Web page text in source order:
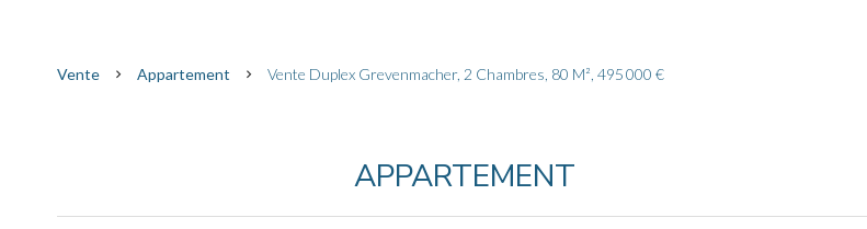
Vente Appartement Vente Duplex Grevenmacher, 2 Chambres, 80 M², 495 000 €
APPARTEMENT